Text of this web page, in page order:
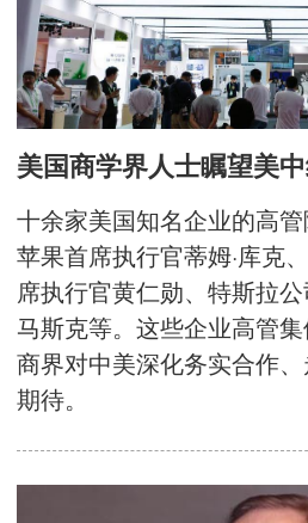
美国商学界人士瞩望美
十余家美国知名企业的高
苹果首席执行官蒂姆·库克
席执行官黄仁勋、特斯拉
马斯克等。这些企业高管
商界对中美深化务实合作
期待。